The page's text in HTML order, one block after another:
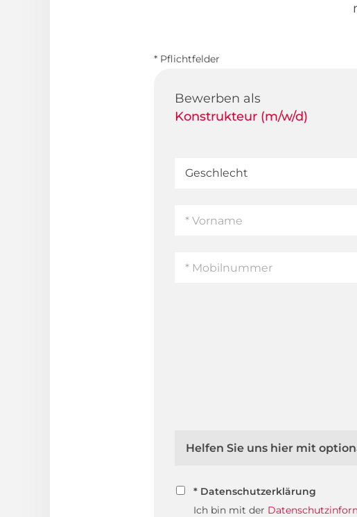
* Pflichtfelder
Bewerben als
Konstrukteur (m/w/d)
Helfen Sie uns hier mit
* Datenschutzerklärung
Ich bin mit der